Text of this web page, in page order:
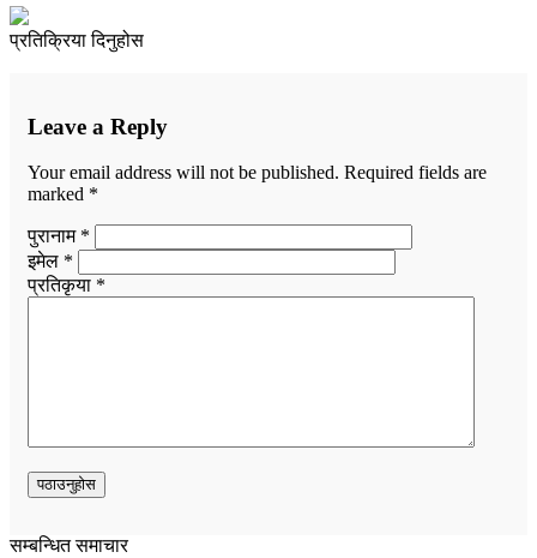
प्रतिक्रिया दिनुहोस
Leave a Reply
Your email address will not be published. Required fields are
marked *
पुरानाम *
इमेल *
प्रतिकृया *
सम्बन्धित समाचार